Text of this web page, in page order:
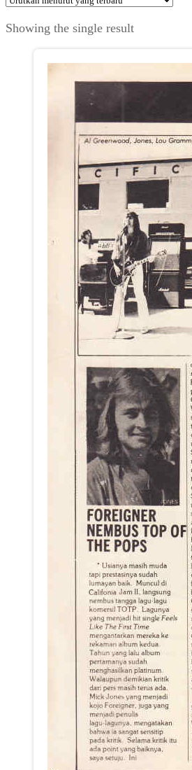
Showing the single result